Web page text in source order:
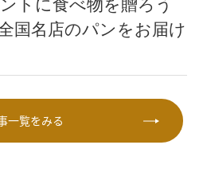
トに食べ物を贈ろう
国名店のパンをお届け
一覧をみる